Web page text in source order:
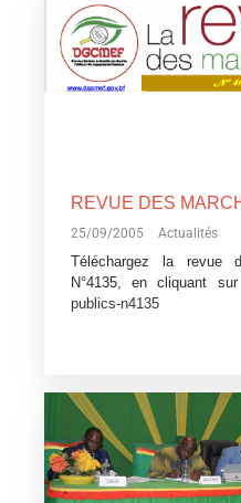
25/09/2005 Actualités
Téléchargez la revue
N°4135, en cliquant
publics-n4135